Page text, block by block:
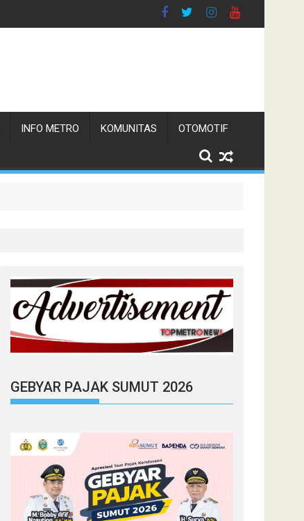
INFO METRO KOMUNITAS OTOMOTIF
GEBYAR PAJAK SUMUT 2026